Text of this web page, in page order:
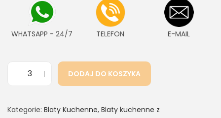
WHATSAPP - 24/7 TELEFON E-MAIL
DODAJ DO KOSZYKA
Kategorie: Blaty Kuchenne, Blaty kuchenne z